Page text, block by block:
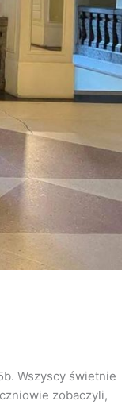
Wszyscy świetnie
zobaczyli,